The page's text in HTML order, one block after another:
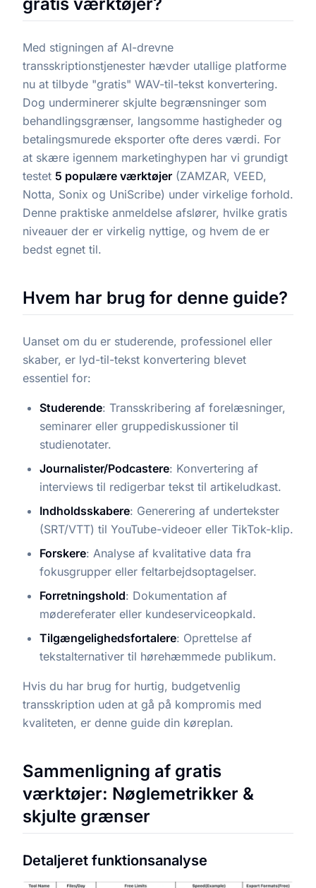
Med stigningen af AI-drevne
transskriptionstjenester hævder utallige platforme
nu at tilbyde "gratis" WAV-til-tekst konvertering.
Dog underminerer skjulte begrænsninger som
behandlingsgrænser, langsomme hastigheder og
betalingsmurede eksporter ofte deres værdi. For
at skære igennem marketinghypen har vi grundigt
testet 5 populære værktøjer (ZAMZAR, VEED,
Notta, Sonix og UniScribe) under virkelige forhold.
Denne praktiske anmeldelse afslører, hvilke gratis
niveauer der er virkelig nyttige, og hvem de er
bedst egnet til.
Hvem har brug for denne guide?
Uanset om du er studerende, professionel eller
skaber, er lyd-til-tekst konvertering blevet
essentiel for:
Studerende: Transskribering af forelæsninger,
seminarer eller gruppediskussioner til
studienotater.
Journalister/Podcastere: Konvertering af
interviews til redigerbar tekst til artikeludkast.
Indholdsskabere: Generering af undertekster
(SRT/VTT) til YouTube-videoer eller TikTok-klip.
Forskere: Analyse af kvalitative data fra
fokusgrupper eller feltarbejdsoptagelser.
Forretningshold: Dokumentation af
mødereferater eller kundeserviceopkald.
Tilgængelighedsfortalere: Oprettelse af
tekstalternativer til hørehæmmede publikum.
Hvis du har brug for hurtig, budgetvenlig
transskription uden at gå på kompromis med
kvaliteten, er denne guide din køreplan.
Sammenligning af gratis
værktøjer: Nøglemetrikker &
skjulte grænser
Detaljeret funktionsanalyse